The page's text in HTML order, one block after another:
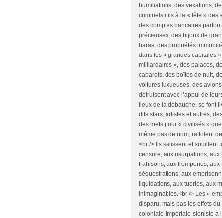
humiliations, des vexations,
criminels mis à la « tête » des
des comptes bancaires
précieuses, des bijoux de
haras, des propriétés
dans les « grandes capitales
milliardaires », des palaces,
cabarets, des boîtes de nuit,
voitures luxueuses, des
détruisent avec l’appui de
lieux de la débauche, se font
dits stars, artistes et autres,
des mets pour « civilisés »
même pas de nom, raffolent
<br /> Ils salissent et souillent
censure, aux usurpations, aux
trahisons, aux tromperies,
séquestrations, aux
liquidations, aux tueries, aux
inimaginables.<br /> Les «
disparu, mais pas les effets
colonialo-impérialo-sioniste a